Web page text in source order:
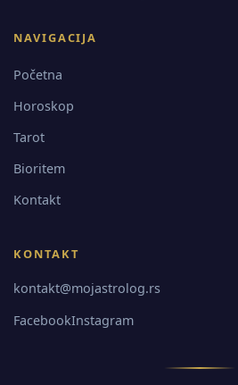
NAVIGACIJA
Početna
Horoskop
Tarot
Bioritem
Kontakt
KONTAKT
kontakt@mojastrolog.rs
FacebookInstagram